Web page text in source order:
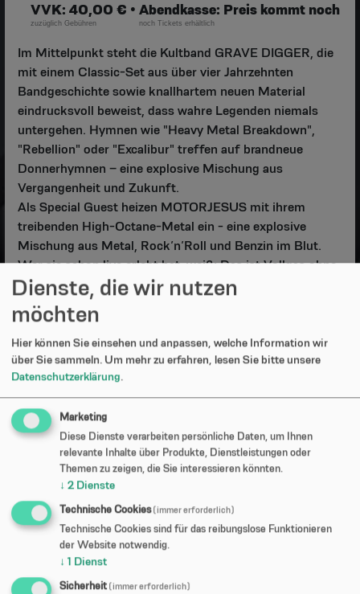
VVK: 40,00 € •
zuzüglich Gebühren
Abendkasse: Preis kommt noch
noch Tickets erhältlich
Im Mittelpunkt steht die Kultband GRAVE DIGGER, die
mit einem Classic-Set aus über vier Jahrzehnten
Bandgeschichte sowie knallhartem neuen Material
eindrucksvoll beweist, dass wahre Legenden niemals
untergehen. Hymnen wie "Heavy Metal Breakdown",
"Rebellion" oder "Excalibur" treffen auf brandneue
Donnerhymnen – eine explosive Mischung aus
Vergangenheit und Zukunft.
Als Special Guest heizen MOTORJESUS mit ihrem
treibenden High-Octane-Metal ein - eine explosive
Mischung aus Metal, Rock’n’Roll und Benzin im Blut.
Wer sie schon live erlebt hat, weiß: Das ist Vollgas ohne
Kompromisse!
Eröffnet wird der Abend von WARWOLF, der düsteren
Macht direkt aus der Heavy Metal-Hölle. Wolfsgeheul
trifft auf harte Riffs und Doublebass-Inferno … düster,
roh, wild!
Videos »
Dienste, die wir nutzen
möchten
Hier können Sie einsehen und anpassen, welche Information wir
über Sie sammeln. Um mehr zu erfahren, lesen Sie bitte unsere
Datenschutzerklärung.
Marketing
Diese Dienste verarbeiten persönliche Daten, um Ihnen
relevante Inhalte über Produkte, Dienstleistungen oder
Themen zu zeigen, die Sie interessieren könnten.
↓ 2 Dienste
Technische Cookies (immer erforderlich)
Technische Cookies sind für das reibungslose Funktionieren
der Website notwendig.
↓ 1 Dienst
Sicherheit (immer erforderlich)